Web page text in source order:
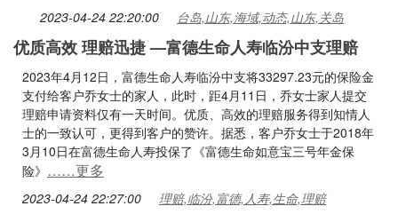
2023-04-24 22:20:00 台岛,山东,海域,动态,山东,关岛
优质高效 理赔迅捷 —富德生命人寿临汾中支理赔
2023年4月12日，富德生命人寿临汾中支将33297.23元的保险金
支付给客户乔女士的家人，此时，距4月11日，乔女士家人提交
理赔申请资料仅有一天时间。优质、高效的理赔服务得到知情人
士的一致认可，更得到客户的赞许。据悉，客户乔女士于2018年
3月10日在富德生命人寿投保了《富德生命如意宝三号年金保
险》 ……更多
2023-04-24 22:27:00 理赔,临汾,富德,人寿,生命,理赔